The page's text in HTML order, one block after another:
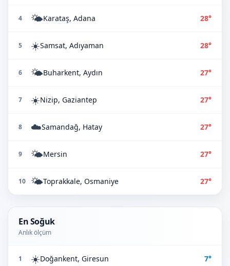
4 🌤️Karataş, Adana 28°
5 ☀️Samsat, Adıyaman 28°
6 🌤️Buharkent, Aydın 27°
7 ☀️Nizip, Gaziantep 27°
8 ☁️Samandağ, Hatay 27°
9 🌤️Mersin 27°
10 🌤️Toprakkale, Osmaniye 27°
En Soğuk
Anlık ölçüm
1 ☀️Doğankent, Giresun 7°